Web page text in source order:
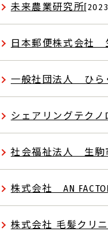
未来農業研究所
日本郵便株式会社
一般社団法人 ひら
シェアリングテクノ
社会福祉法人 生駒
株式会社 AN
株式会社 毛髪クリ